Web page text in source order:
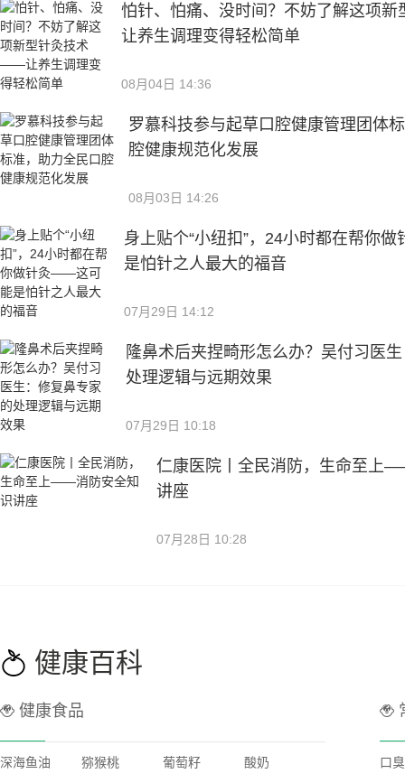
怕针、怕痛、没时间？不妨了解这项
让养生调理变得轻松简单
08月04日 14:36
罗慕科技参与起草口腔健康管理团体
腔健康规范化发展
08月03日 14:26
身上贴个“小纽扣”，24小时都在帮你
是怕针之人最大的福音
07月29日 14:12
隆鼻术后夹捏畸形怎么办？吴付习医
处理逻辑与远期效果
07月29日 10:18
仁康医院丨全民消防，生命至上
讲座
07月28日 10:28
健康百科
健康食品
深海鱼油 猕猴桃 葡萄籽 酸奶 口臭